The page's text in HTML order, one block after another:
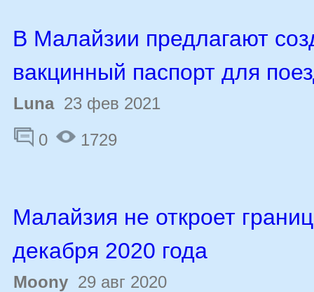
В Малайзии предлагают
вакцинный паспорт для
Luna23 фев 2021
0
1729
Малайзия не откроет
декабря 2020 года
Moony 29 авг 2020